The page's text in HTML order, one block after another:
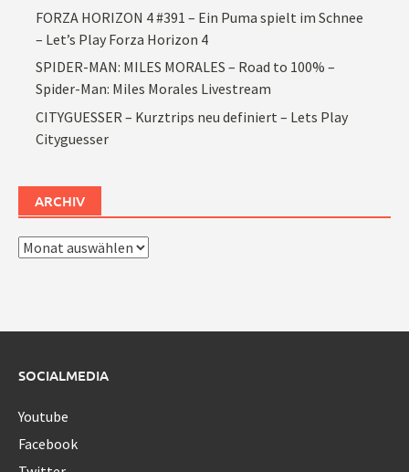
FORZA HORIZON 4 #391 – Ein Puma spielt im Schnee
– Let’s Play Forza Horizon 4
SPIDER-MAN: MILES MORALES – Road to 100% –
Spider-Man: Miles Morales Livestream
CITYGUESSER – Kurztrips neu definiert – Lets Play
Cityguesser
ARCHIV
Archiv
SOCIALMEDIA
Youtube
Facebook